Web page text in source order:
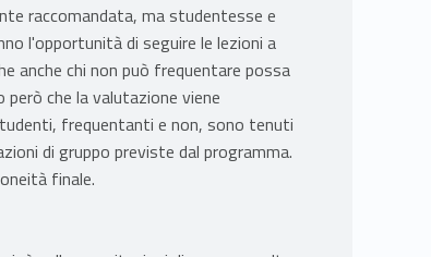
raccomandata, ma studentesse e
l'opportunità di seguire le lezioni a
anche chi non può frequentare possa
che la valutazione viene
frequentanti e non, sono tenuti
di gruppo previste dal programma.
finale.